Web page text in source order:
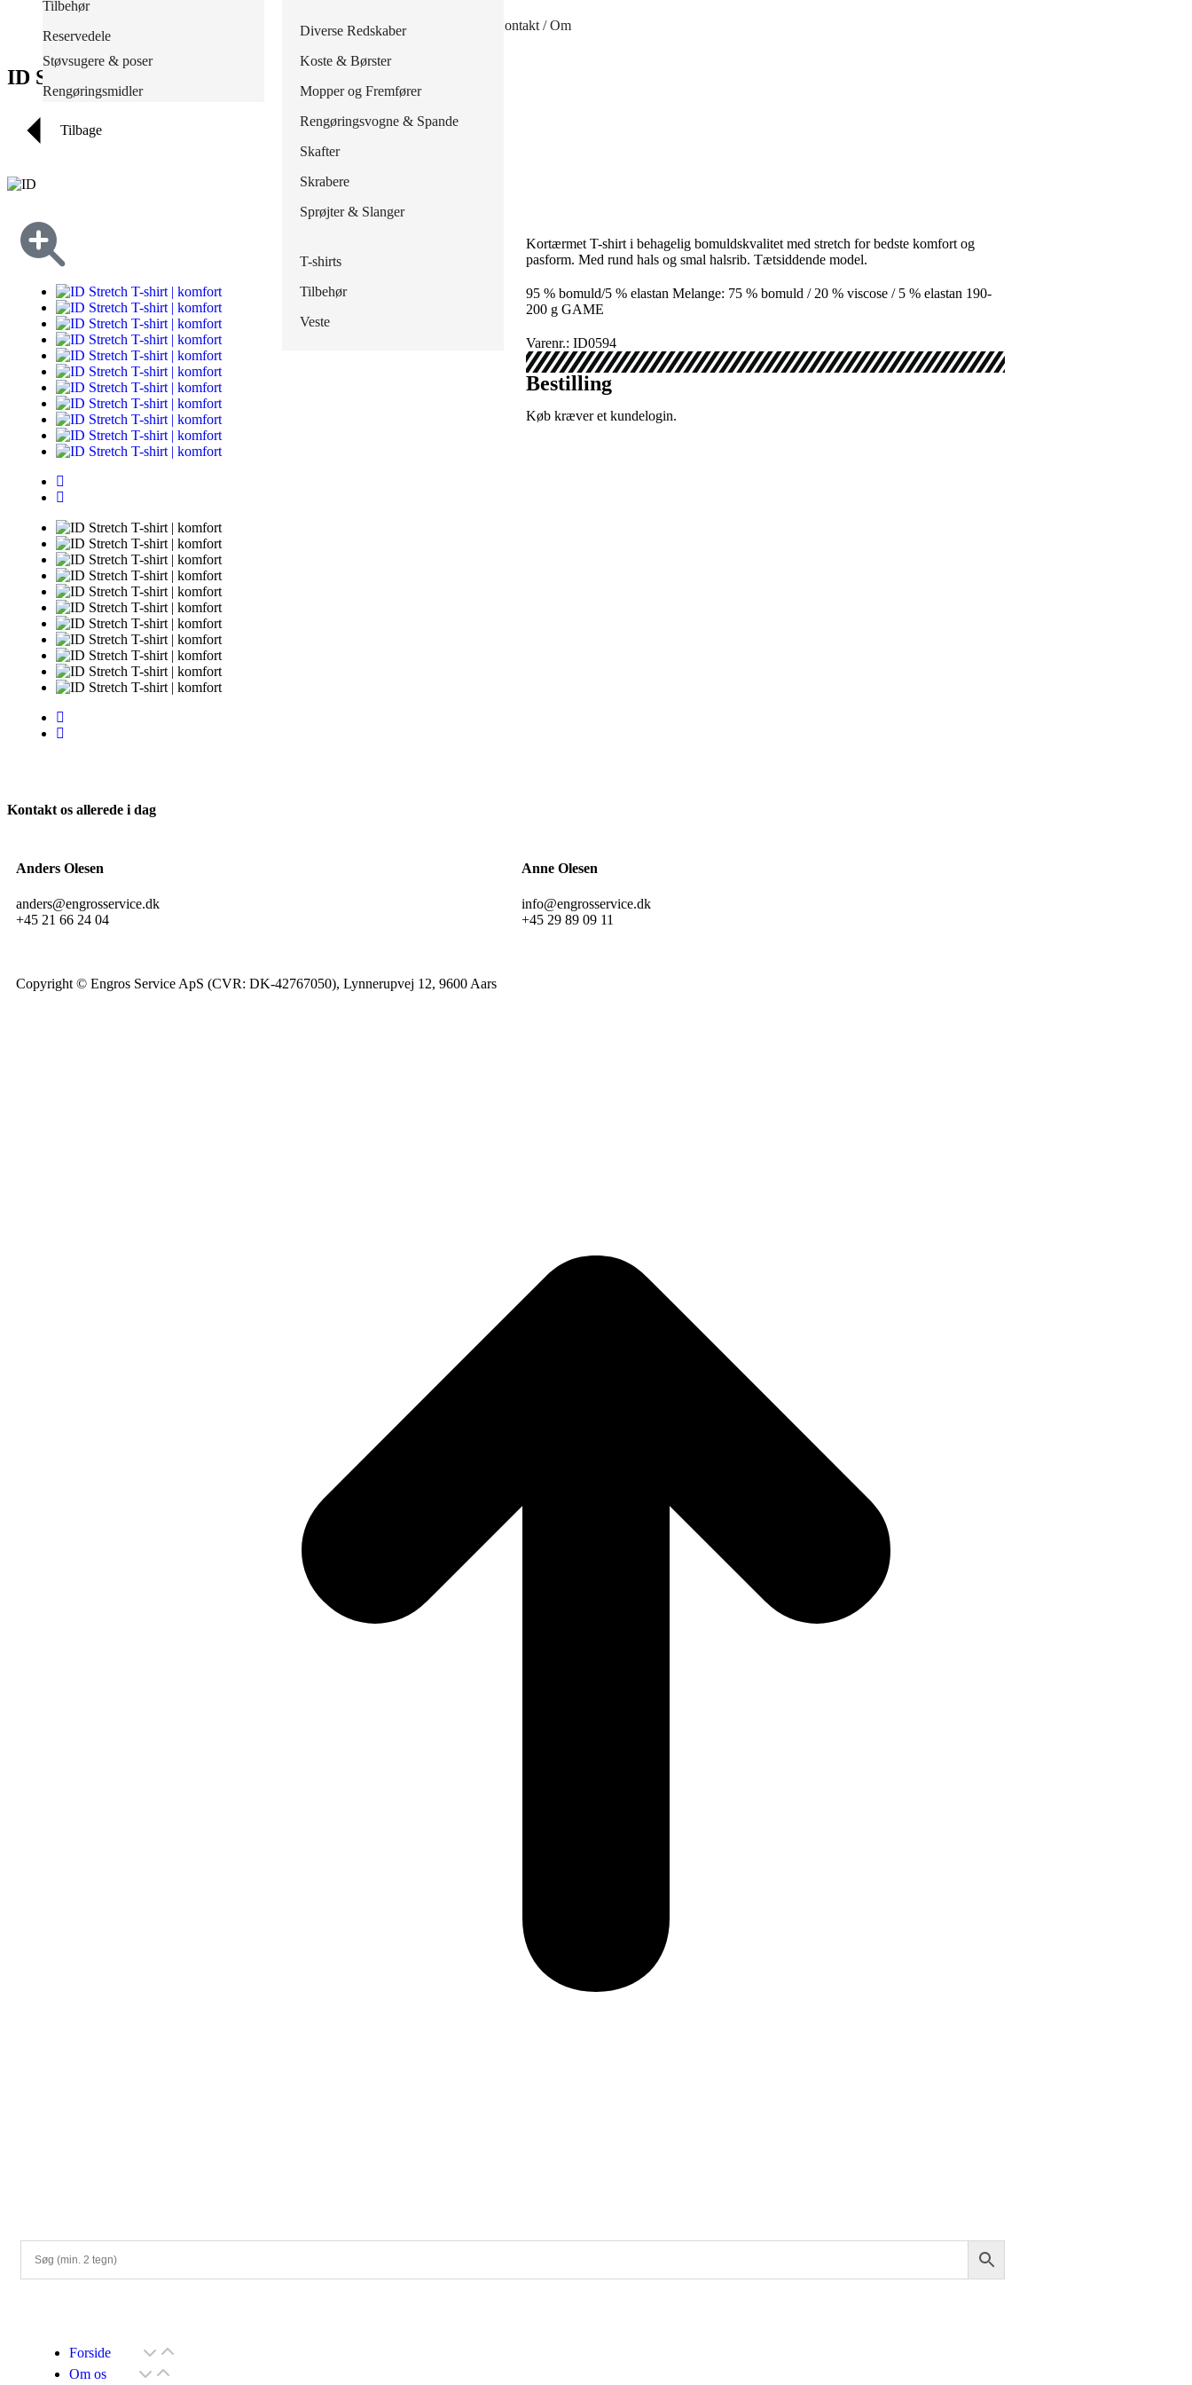
T-shirts
Tilbehør
Veste
Redskaber
Diverse Redskaber
Koste & Børster
Mopper og Fremfører
Rengøringsvogne & Spande
Skafter
Skrabere
Sprøjter & Slanger
Støvsugere & poser
Rengøringsmidler
Tilbehør
Reservedele
Kontakt / Om
ID Stretch T-shirt | komfort
Tilbage
Kortærmet T-shirt i behagelig bomuldskvalitet med stretch for bedste komfort og
pasform. Med rund hals og smal halsrib. Tætsiddende model.
95 % bomuld/5 % elastan Melange: 75 % bomuld / 20 % viscose / 5 % elastan 190-
200 g GAME
Varenr.: ID0594
Bestilling
Køb kræver et kundelogin.
Kontakt os allerede i dag
Anders Olesen
anders@engrosservice.dk
+45 21 66 24 04
Anne Olesen
info@engrosservice.dk
+45 29 89 09 11
Copyright © Engros Service ApS (CVR: DK-42767050), Lynnerupvej 12, 9600 Aars
Forside
Om os